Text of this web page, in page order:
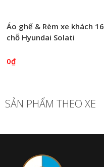
Áo ghế & Rèm xe khách 16
chỗ Hyundai Solati
0₫
SẢN PHẨM THEO XE